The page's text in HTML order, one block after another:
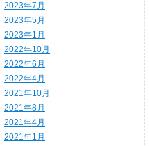
2023年7月
2023年5月
2023年1月
2022年10月
2022年6月
2022年4月
2021年10月
2021年8月
2021年4月
2021年1月